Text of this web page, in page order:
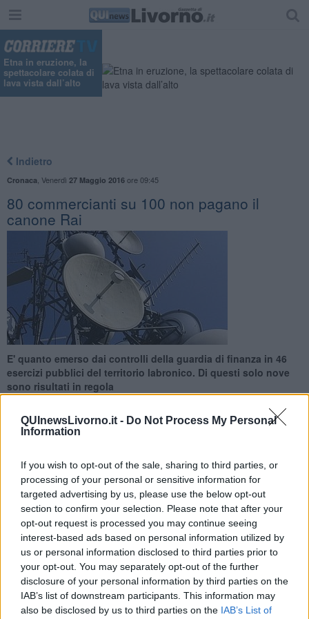
QUInewsLivorno.it - Do Not Process My Personal
Information
If you wish to opt-out of the sale, sharing to third parties, or
processing of your personal or sensitive information for
targeted advertising by us, please use the below opt-out
section to confirm your selection. Please note that after your
opt-out request is processed you may continue seeing
interest-based ads based on personal information utilized by
us or personal information disclosed to third parties prior to
your opt-out. You may separately opt-out of the further
disclosure of your personal information by third parties on the
IAB’s list of downstream participants. This information may
also be disclosed by us to third parties on the IAB’s List of
Etna in eruzione, la
spettacolare colata di
lava vista dall’alto
Indietro
Cronaca Venerdì 27 Maggio 2016ore 09:45
80 commercianti su 100 non pagano il
canone Rai
E' quanto emerso dai controlli della guardia di finanza in 46
esercizi pubblici del territorio labronico. Di questi solo nove
sono risultati in regola
LIVORNO —
Alberghi, bed&breakfast, locali che trasmettono
partite di calcio, o quelli sintonizzati sui canali news, ma anche i
parrucchieri che tengono la televisione accesa sui canali musicali.
Sono tra gli esercizi commerciali tenuti a a stipulare i cosiddetti
abbonamenti speciali''. il cui costo varia rispetto agli
abbonamenti casalinghi in virtù del fatto che la trasmissione aperta
al pubblico riveste, direttamente o indirettamente, fini di lucro.
Su 46 attività controllate dalla guardia di finanza nei primi
mesi del 2016 solo 9 sono risultate in regola.Gli altri
commercianti non avevano stipulato né pagato alcun